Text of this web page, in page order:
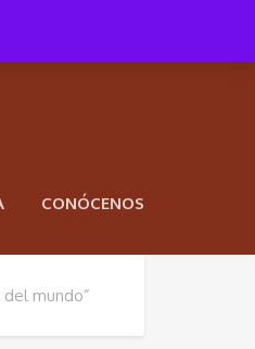
CONÓCENOS
mundo”